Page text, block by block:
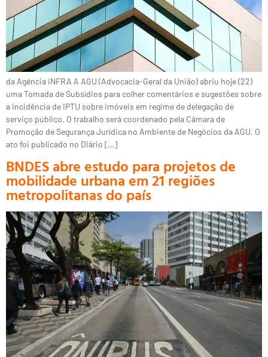
da Agência iNFRA A AGU (Advocacia-Geral da União) abriu hoje (22)
uma Tomada de Subsídios para colher comentários e sugestões sobre
a incidência de IPTU sobre imóveis em regime de delegação de
serviço público. O trabalho será coordenado pela Câmara de
Promoção de Segurança Jurídica no Ambiente de Negócios da AGU. O
ato foi publicado no Diário […]
BNDES abre estudo para projetos de
mobilidade urbana em 21 regiões
metropolitanas do país